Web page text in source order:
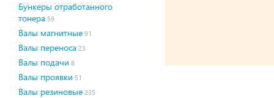
Бункеры отработанного
тонера 59
Валы магнитные 91
Валы переноса 23
Валы подачи 8
Валы проявки 51
Валы резиновые 235